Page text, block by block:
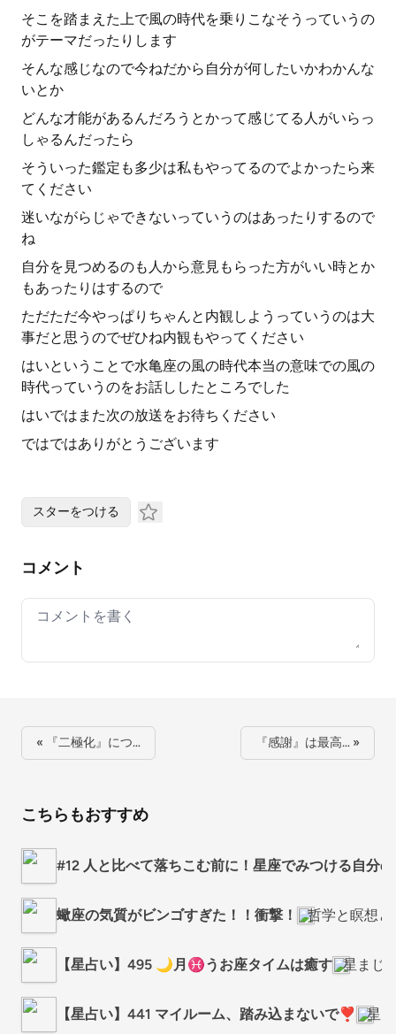
そこを踏まえた上で風の時代を乗りこなそうっていうの
がテーマだったりします
そんな感じなので今ねだから自分が何したいかわかんな
いとか
どんな才能があるんだろうとかって感じてる人がいらっ
しゃるんだったら
そういった鑑定も多少は私もやってるのでよかったら来
てください
迷いながらじゃできないっていうのはあったりするので
ね
自分を見つめるのも人から意見もらった方がいい時とか
もあったりはするので
ただただ今やっぱりちゃんと内観しようっていうのは大
事だと思うのでぜひね内観もやってください
はいということで水亀座の風の時代本当の意味での風の
時代っていうのをお話ししたところでした
はいではまた次の放送をお待ちください
ではではありがとうございます
スターをつける
コメント
Your comment
« 『二極化』につ… 『感謝』は最高… »
こちらもおすすめ
#12 人と比べて落ちこむ前に！星座でみつける自分
蠍座の気質がビンゴすぎた！！衝撃！ 哲学と瞑想と
【星占い】495 🌙月♓️うお座タイムは癒す 星まじ
【星占い】441 マイルーム、踏み込まないで❣️ 星